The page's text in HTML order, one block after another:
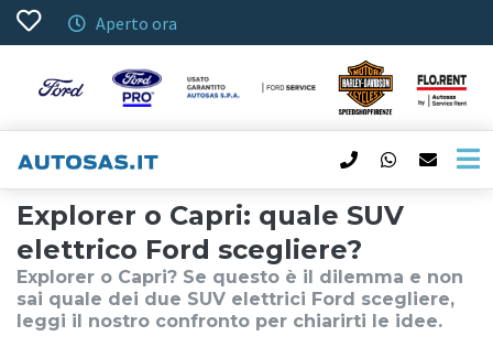
Aperto ora
Explorer o Capri: quale SUV
elettrico Ford scegliere?
Explorer o Capri? Se questo è il dilemma e non
sai quale dei due SUV elettrici Ford scegliere,
leggi il nostro confronto per chiarirti le idee.